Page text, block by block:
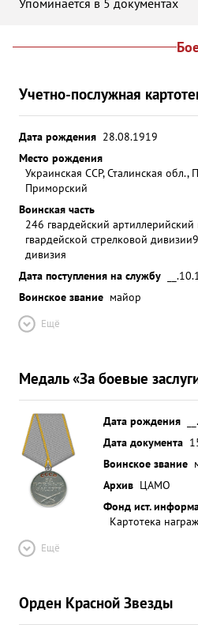
Учетно-послужная
Дата рождения 28.08.1919
Место рождения
Украинская ССР, Сталинская обл.,
Приморский
Воинская часть
246 гвардейский
гвардейской стрелковой дивизии
дивизия
Дата поступления на службу
Воинское звание майор
Ещё
Медаль «За боевые
Дата рождения
Дата документа
Воинское звание
Архив ЦАМО
Фонд ист.
Картотека
Ещё
Орден Красной Звезды